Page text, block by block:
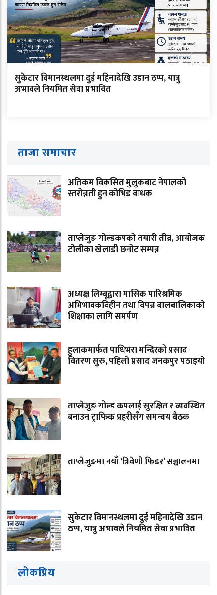
सुकेटार विमानस्थलमा दुई महिनादेखि उडान ठप्प, यात्रु
अभावले नियमित सेवा प्रभावित
ताजा समाचार
अतिकम विकसित मुलुकबाट नेपालको
स्तरोन्नती हुन कोभिड बाधक
ताप्लेजुङ गोल्डकपको तयारी तीव्र, आयोजक
टोलीका खेलाडी छनोट सम्पन्न
अध्यक्ष लिम्बूद्वारा मासिक पारिश्रमिक
अभिभावकविहीन तथा विपन्न बालबालिकाको
शिक्षाका लागि समर्पण
हुलाकमार्फत पाथिभरा मन्दिरको प्रसाद
वितरण सुरु, पहिलो प्रसाद जनकपुर पठाइयो
ताप्लेजुङ गोल्ड कपलाई सुरक्षित र व्यवस्थित
बनाउन ट्राफिक प्रहरीसँग समन्वय बैठक
ताप्लेजुङमा नयाँ ‘त्रिवेणी फिडर’ सञ्चालनमा
सुकेटार विमानस्थलमा दुई महिनादेखि उडान
ठप्प, यात्रु अभावले नियमित सेवा प्रभावित
लोकप्रिय